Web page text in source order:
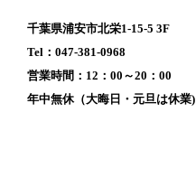
千葉県浦安市北栄1-15-5 3F
Tel：047-381-0968
営業時間：12：00～20：00
年中無休（大晦日・元旦は休業)